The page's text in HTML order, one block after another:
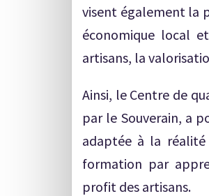
visent également la
économique local
artisans, la
Ainsi, le Centre de
par le Souverain, a
adaptée à la réalité
formation par
profit des artisans.